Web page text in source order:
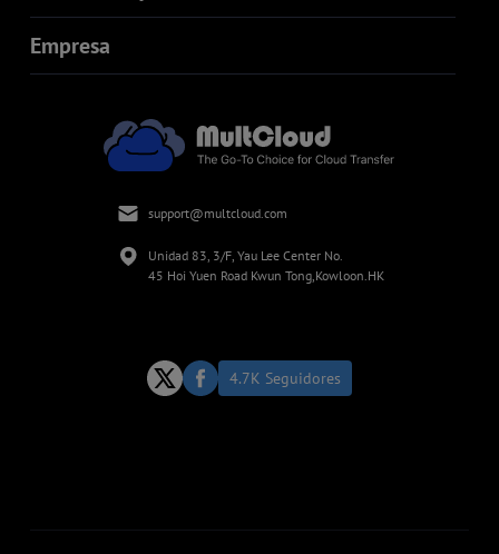
Empresa
support@multcloud.com
Unidad 83, 3/F, Yau Lee Center No.
45 Hoi Yuen Road Kwun Tong,Kowloon.HK
4.7K Seguidores